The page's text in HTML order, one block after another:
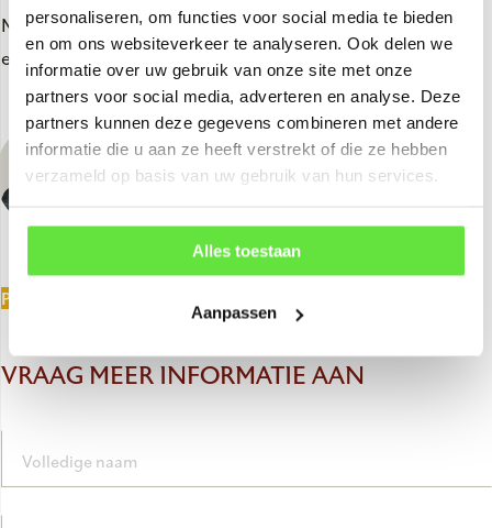
personaliseren, om functies voor social media te bieden
en om ons websiteverkeer te analyseren. Ook delen we
informatie over uw gebruik van onze site met onze
partners voor social media, adverteren en analyse. Deze
partners kunnen deze gegevens combineren met andere
informatie die u aan ze heeft verstrekt of die ze hebben
verzameld op basis van uw gebruik van hun services.
Alles toestaan
Aanpassen
Neem vrijblijvend contact met ons op, we kijken uit naar
een kennismaking!
KEVIN
Verkoop
(0488) - 41 26 00
PLAN EEN AFSPRAAK
VRAAG MEER INFORMATIE AAN
Volledige naam